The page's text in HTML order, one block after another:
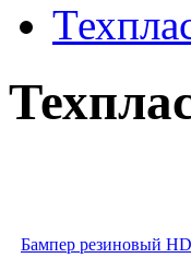
Бампер резиновый